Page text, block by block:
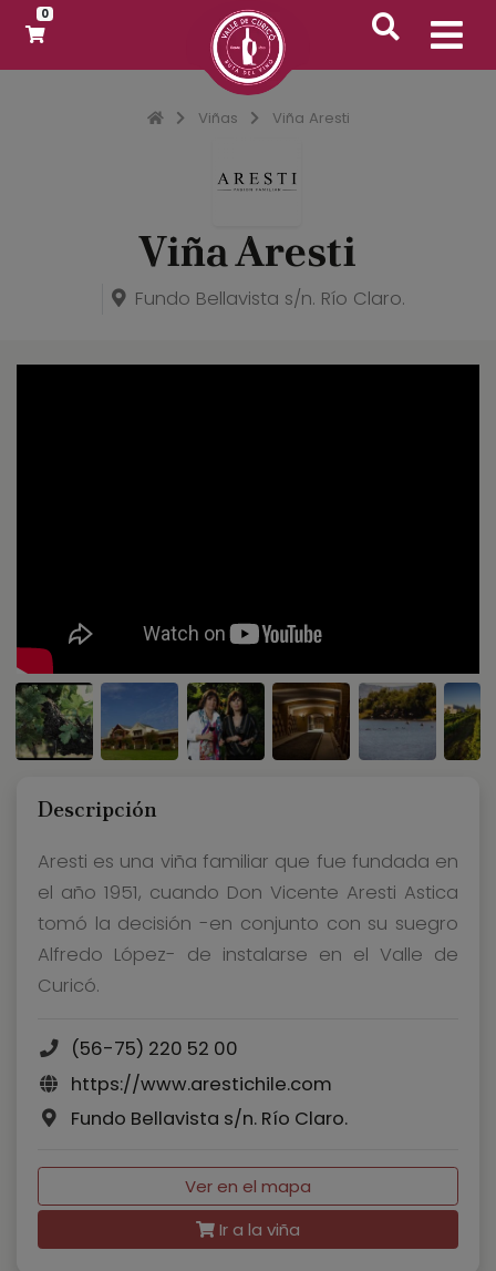
0
InicioViñas Viña Aresti
Viña Aresti
Fundo Bellavista s/n. Río Claro.
Descripción
Aresti es una viña familiar que fue fundada en
el año 1951, cuando Don Vicente Aresti Astica
tomó la decisión -en conjunto con su suegro
Alfredo López- de instalarse en el Valle de
Curicó.
(56-75) 220 52 00
https://www.arestichile.com
Fundo Bellavista s/n. Río Claro.
Ver en el mapa
Ir a la viña